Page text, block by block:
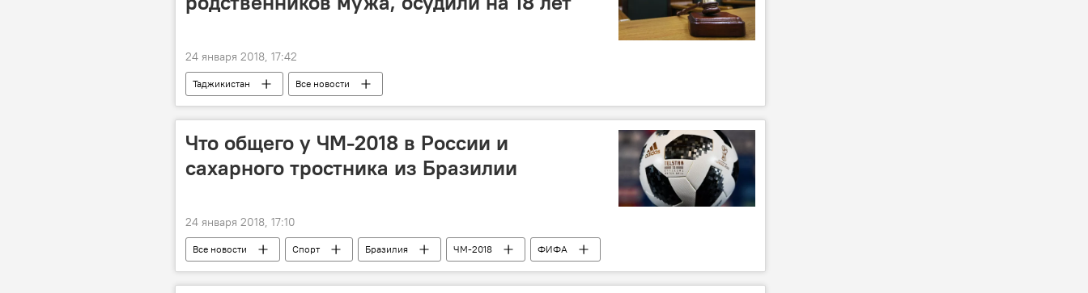
24 января 2018, 17:42
Таджикистан Все новости
Что общего у ЧМ-2018 в России и
сахарного тростника из Бразилии
24 января 2018, 17:10
Все новости Спорт Бразилия ЧМ-2018 ФИФА